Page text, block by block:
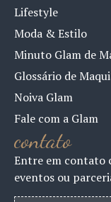
Lifestyle
Moda & Estilo
Minuto Glam de
Glossário de
Noiva Glam
Fale com a Glam
contato
Entre em contato
eventos ou